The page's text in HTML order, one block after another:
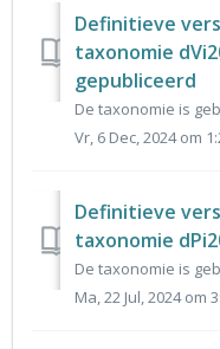
Definitieve
taxonomie
gepubliceerd
Vr, 6 Dec, 2024 om
Definitieve
taxonomie
Ma, 22 Jul, 2024 om